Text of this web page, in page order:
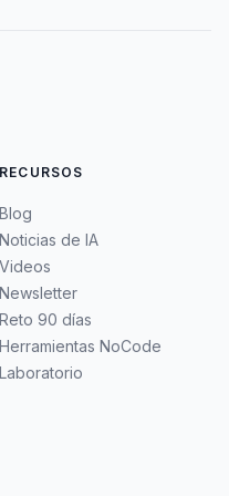
RECURSOS
Blog
Noticias de IA
Videos
Newsletter
Reto 90 días
Herramientas NoCode
Laboratorio